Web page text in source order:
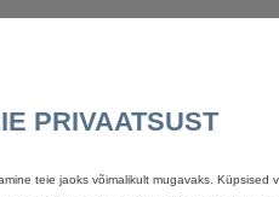
laos
Küsi
PRIVAATSUST
teie jaoks võimalikult mugavaks. Küpsised